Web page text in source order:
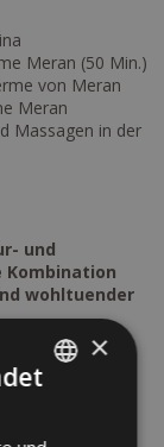
Meran (50 Min.)
von Meran
Meran
Massagen in der
und
Kombination
wohltuender
im Rahmen
mit
Bach,
×